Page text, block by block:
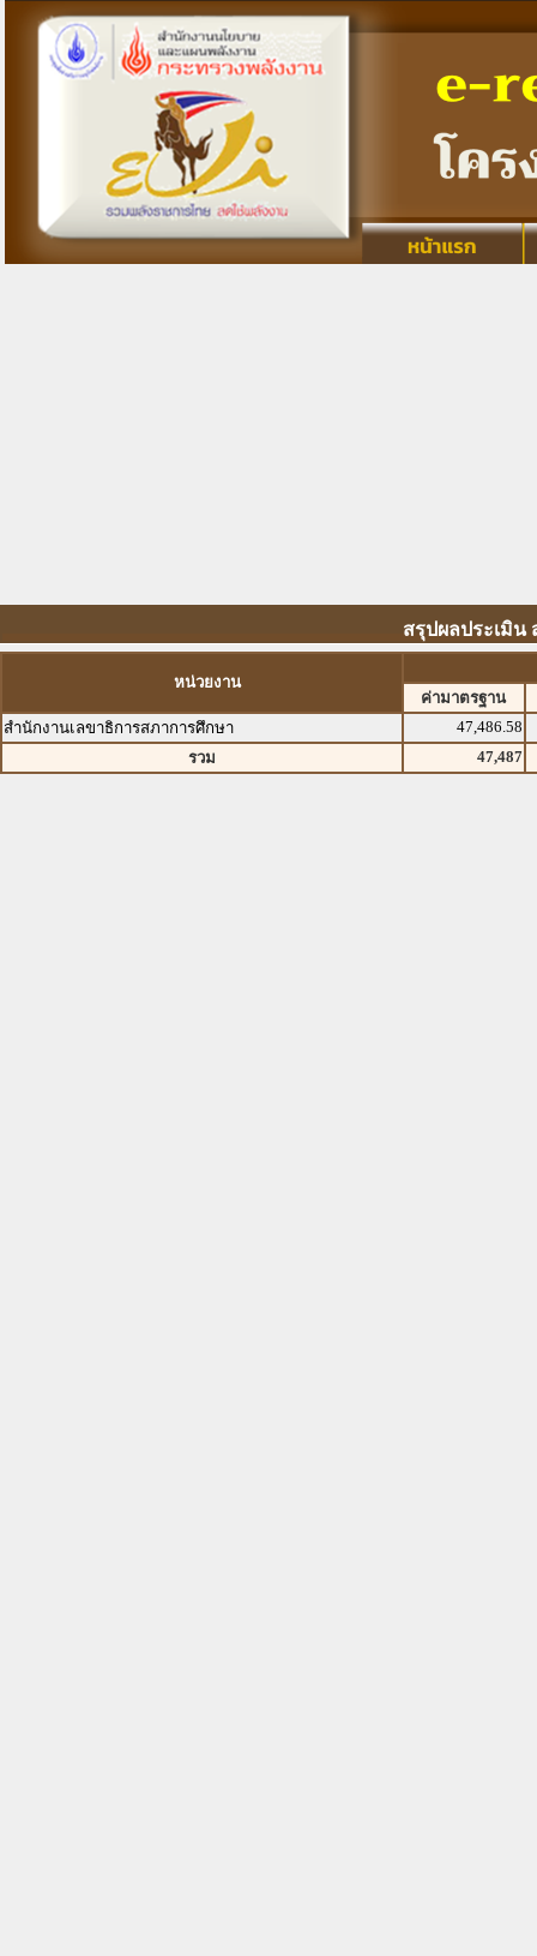
สรุปผลประเมิน
หน่วยงาน
ค่ามาตรฐาน
สำนักงานเลขาธิการสภาการศึกษา
47,486.58
รวม
47,487